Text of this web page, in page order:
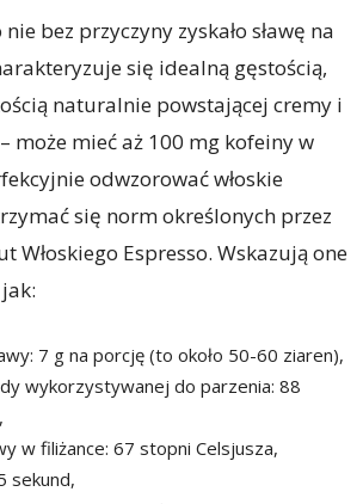
bez przyczyny zyskało sławę na
się idealną gęstością,
naturalnie powstającej cremy i
może mieć aż 100 mg kofeiny w
odwzorować włoskie
się norm określonych przez
Włoskiego Espresso. Wskazują one
7 g na porcję (to około 50-60 ziaren),
wykorzystywanej do parzenia: 88
w filiżance: 67 stopni Celsjusza,
sekund,